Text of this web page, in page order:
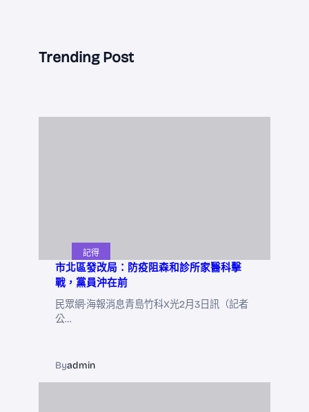
Trending Post
記得
市北區發改局：防疫阻森和診所家醫科擊
戰，黨員沖在前
民眾網·海報消息青島竹科X光2月3日訊（記者
公…
Byadmin